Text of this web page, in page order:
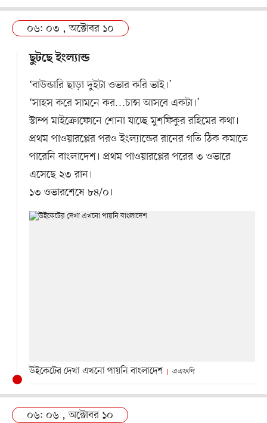
০৬: ০৩ , অক্টোবর ১০
ছুটছে ইংল্যান্ড
‘বাউন্ডারি ছাড়া দুইটা ওভার করি ভাই।’
‘সাহস করে সামনে কর…চান্স আসবে একটা।’
স্টাম্প মাইক্রোফোনে শোনা যাচ্ছে মুশফিকুর রহিমের কথা।
প্রথম পাওয়ারপ্লের পরও ইংল্যান্ডের রানের গতি ঠিক কমাতে
পারেনি বাংলাদেশ। প্রথম পাওয়ারপ্লের পরের ৩ ওভারে
এসেছে ২৩ রান।
১৩ ওভারশেষে ৮৪/০।
উইকেটের দেখা এখনো পায়নি বাংলাদেশ এএফপি
০৬: ০৬ , অক্টোবর ১০